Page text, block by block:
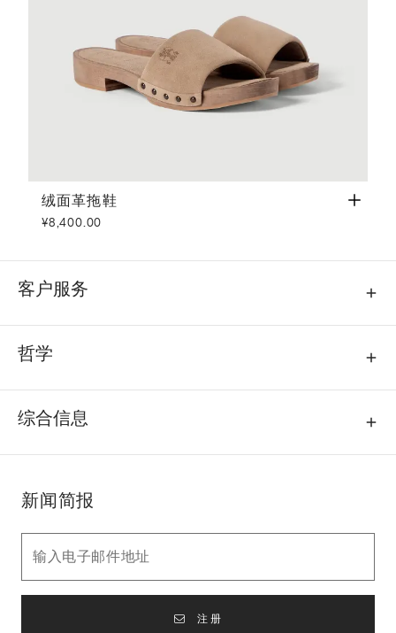
绒面革拖鞋 浅棕色
绒面革拖鞋
¥8,400.00
客户服务
哲学
综合信息
新闻简报
注册